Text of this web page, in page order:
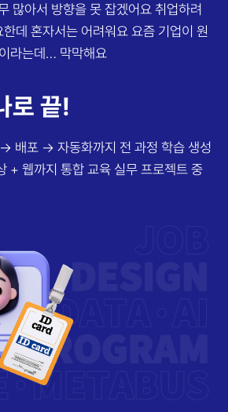
많아서 방향을 못 잡겠어요취업하려
데 혼자서는 어려워요요즘 기업이 원
라는데… 막막해요
로 끝!
배포 → 자동화까지 전 과정 학습 생성
+ 웹까지 통합 교육 실무 프로젝트 중